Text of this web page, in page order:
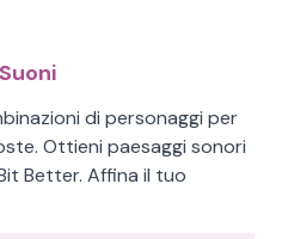
di personaggi per
Ottieni paesaggi sonori
Better. Affina il tuo